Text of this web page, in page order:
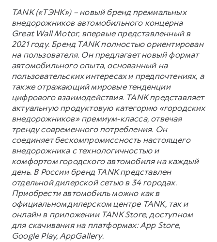
TANK («ТЭНК») – новый бренд премиальных
внедорожников автомобильного концерна
Great Wall Motor, впервые представленный в
2021 году. Бренд TANK полностью ориентирован
на пользователя. Он предлагает новый формат
автомобильного опыта, основанный на
пользовательских интересах и предпочтениях, а
также отражающий мировые тенденции
цифрового взаимодействия. TANK представляет
актуальную продуктовую категорию «городских
внедорожников» премиум-класса, отвечая
тренду современного потребления. Он
соединяет бескомпромиссность настоящего
внедорожника с технологичностью и
комфортом городского автомобиля на каждый
день. В России бренд TANK представлен
отдельной дилерской сетью в 34 городах.
Приобрести автомобиль можно как в
официальном дилерском центре TANK, так и
онлайн в приложении TANK Store, доступном
для скачивания на платформах: App Store,
Google Play, AppGallery.